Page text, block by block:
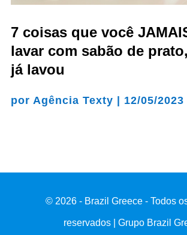
7 coisas que você
lavar com sabão de
já lavou
por Agência Texty | 12/05/
© 2026 - Brazil Greece - Todos
reservados | Grupo Brazil